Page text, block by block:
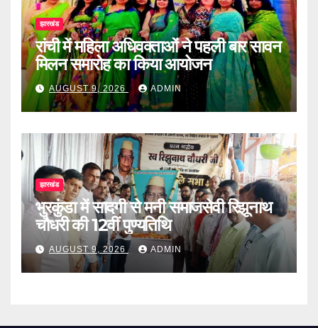
झारखंड
रांची में महिला अधिवक्ताओं ने पहली बार सावन
मिलन समारोह का किया आयोजन
AUGUST 9, 2026 ADMIN
झारखंड
भुरकुंडा में सादगी से मनी समाजसेवी रिझूनाथ
चौधरी की 12वीं पुण्यतिथि
AUGUST 9, 2026 ADMIN